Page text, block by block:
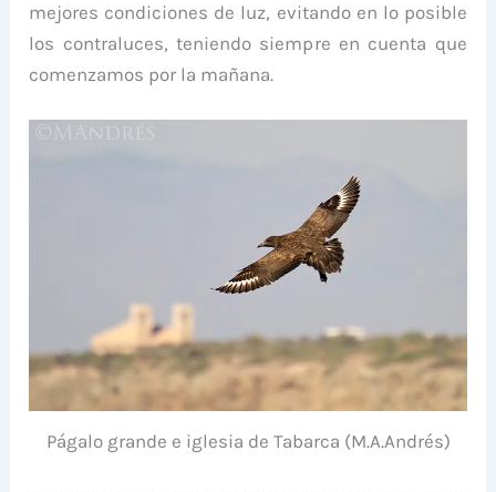
mejores condiciones de luz, evitando en lo posible
los contraluces, teniendo siempre en cuenta que
comenzamos por la mañana.
Págalo grande e iglesia de Tabarca (M.A.Andrés)